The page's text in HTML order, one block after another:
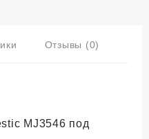
Отзывы (0)
MJ3546 под